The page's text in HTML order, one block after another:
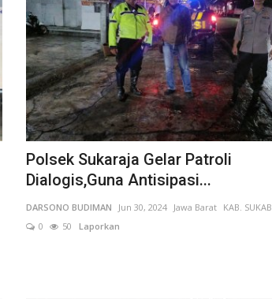
Polsek Sukaraja Gelar Patroli
Dialogis,Guna Antisipasi...
DARSONO BUDIMAN Jun 30, 2024 Jawa Barat KAB.
0
50 Laporkan